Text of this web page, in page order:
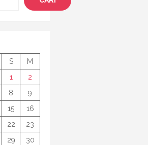
S
M
1
2
8
9
15
16
22
23
29
30